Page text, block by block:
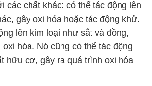
các chất khác: có thể tác động lên
gây oxi hóa hoặc tác động khử.
lên kim loại như sắt và đồng,
hóa. Nó cũng có thể tác động
hữu cơ, gây ra quá trình oxi hóa